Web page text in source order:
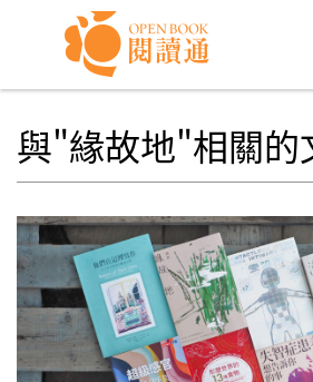
Skip to navigation
移至主內容
與"緣故地"相關的